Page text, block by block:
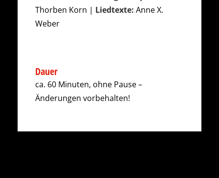
Thorben Korn | Liedtexte: Anne X.
Weber
Dauer
ca. 60 Minuten, ohne Pause –
Änderungen vorbehalten!